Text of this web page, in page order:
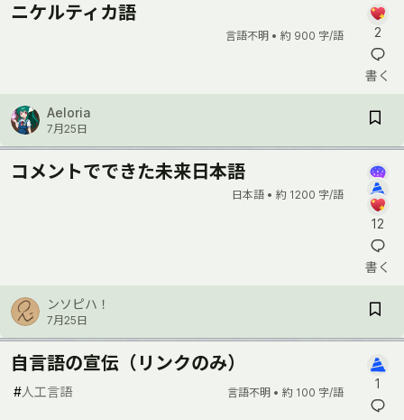
ニケルティカ語
言語不明 • 約 900 字/語 2
書く
Aeloria
7月25日
コメントでできた未来日本語
日本語 • 約 1200 字/語
12
書く
ンソピハ！
7月25日
自言語の宣伝（リンクのみ）
#人工言語 言語不明 • 約 100 字/語
1